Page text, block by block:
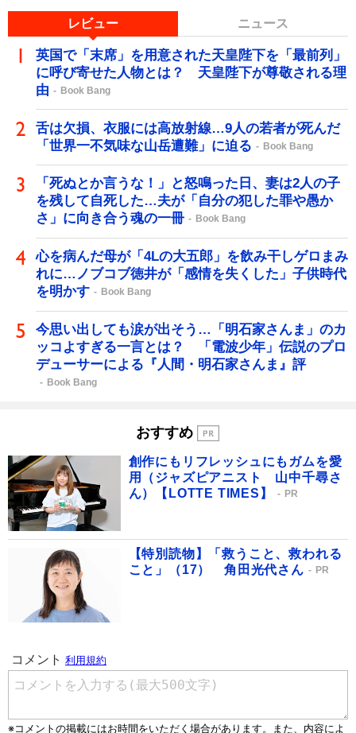
レビュー ニュース
英国で「末席」を用意された天皇陛下を「最前列」
に呼び寄せた人物とは？ 天皇陛下が尊敬される理
由
Book Bang
舌は欠損、衣服には高放射線…9人の若者が死んだ
「世界一不気味な山岳遭難」に迫る
Book Bang
「死ぬとか言うな！」と怒鳴った日、妻は2人の子
を残して自死した…夫が「自分の犯した罪や愚か
さ」に向き合う魂の一冊
Book Bang
心を病んだ母が「4Lの大五郎」を飲み干しゲロまみ
れに…ノブコブ徳井が「感情を失くした」子供時代
を明かす
Book Bang
今思い出しても涙が出そう…「明石家さんま」のカ
ッコよすぎる一言とは？ 「電波少年」伝説のプロ
デューサーによる『人間・明石家さんま』評
Book Bang
おすすめ
創作にもリフレッシュにもガムを愛
用（ジャズピアニスト 山中千尋さ
ん）【LOTTE TIMES】
PR
【特別読物】「救うこと、救われる
こと」（17） 角田光代さん
PR